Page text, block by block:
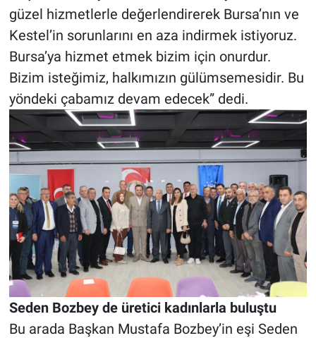
güzel hizmetlerle değerlendirerek Bursa’nın ve
Kestel’in sorunlarını en aza indirmek istiyoruz.
Bursa’ya hizmet etmek bizim için onurdur.
Bizim isteğimiz, halkımızın gülümsemesidir. Bu
yöndeki çabamız devam edecek” dedi.
Seden Bozbey de üretici kadınlarla buluştu
Bu arada Başkan Mustafa Bozbey’in eşi Seden